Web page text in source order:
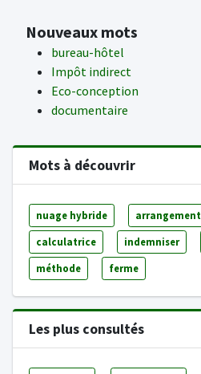
Nouveaux mots
bureau-hôtel
Impôt indirect
Eco-conception
documentaire
Mots à découvrir
nuage hybride arrangement
calculatrice indemniser
méthode ferme
Les plus consultés